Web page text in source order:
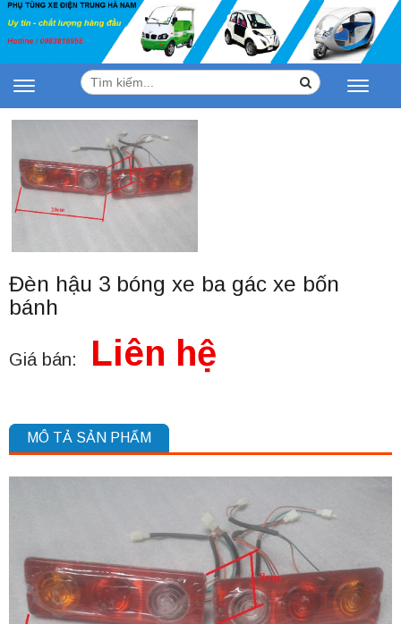
Toggle
navigation
Tìm
kiếm:
Search Toggle
Đèn hậu 3 bóng xe ba gác xe bốn
bánh
Giá bán: Liên hệ
MÔ TẢ SẢN PHẨM